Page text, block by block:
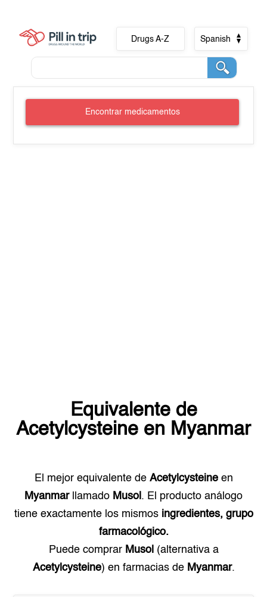
Drugs A-Z Spanish
Encontrar medicamentos
Equivalente de
Acetylcysteine en Myanmar
El mejor equivalente de Acetylcysteineen
Myanmarllamado Musol . El producto análogo
tiene exactamente los mismos ingredientes, grupo
farmacológico.
Puede comprar Musol (alternativa a
Acetylcysteine) en farmacias de Myanmar.